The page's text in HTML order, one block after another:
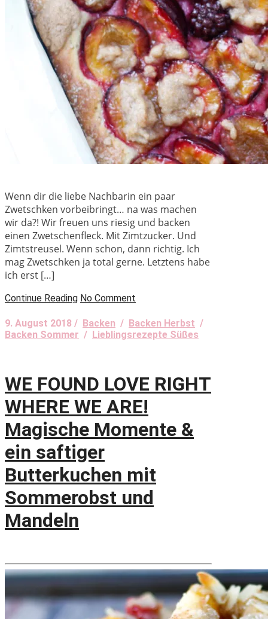
Wenn dir die liebe Nachbarin ein paar
Zwetschken vorbeibringt… na was machen
wir da?! Wir freuen uns riesig und backen
einen Zwetschenfleck. Mit Zimtzucker. Und
Zimtstreusel. Wenn schon, dann richtig. Ich
mag Zwetschken ja total gerne. Letztens habe
ich erst […]
Continue Reading No Comment
9. August 2018 / Backen / Backen Herbst /
Backen Sommer / Lieblingsrezepte Süßes
WE FOUND LOVE RIGHT
WHERE WE ARE!
Magische Momente &
ein saftiger
Butterkuchen mit
Sommerobst und
Mandeln